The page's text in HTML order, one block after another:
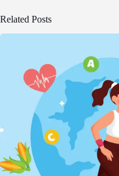
Related Posts